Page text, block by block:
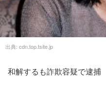
出典: cdn.top.tsite.jp
和解するも詐欺容疑で逮捕